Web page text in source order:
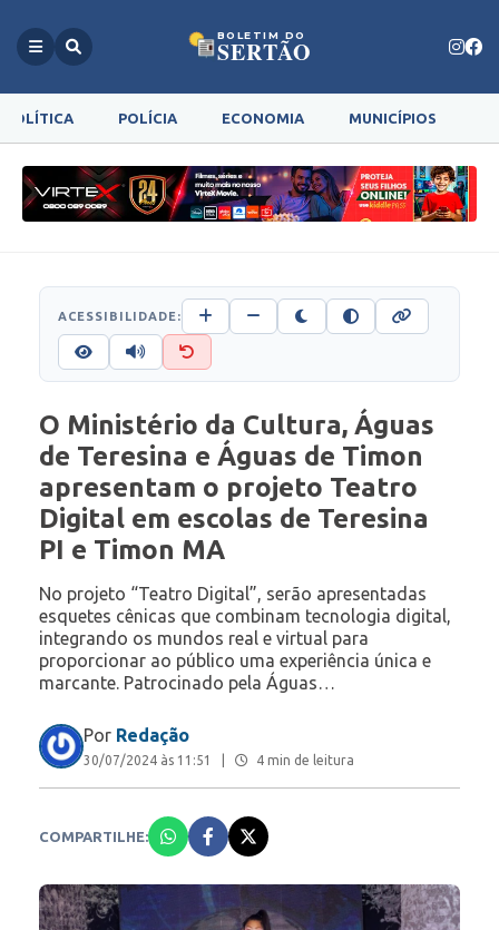
BOLETIM DO
SERTÃO
POLÍTICA POLÍCIA ECONOMIA MUNICÍPIOS
ACESSIBILIDADE:
O Ministério da Cultura, Águas
de Teresina e Águas de Timon
apresentam o projeto Teatro
Digital em escolas de Teresina
PI e Timon MA
No projeto “Teatro Digital”, serão apresentadas
esquetes cênicas que combinam tecnologia digital,
integrando os mundos real e virtual para
proporcionar ao público uma experiência única e
marcante. Patrocinado pela Águas…
Por Redação
30/07/2024 às 11:51 4 min de leitura
COMPARTILHE: